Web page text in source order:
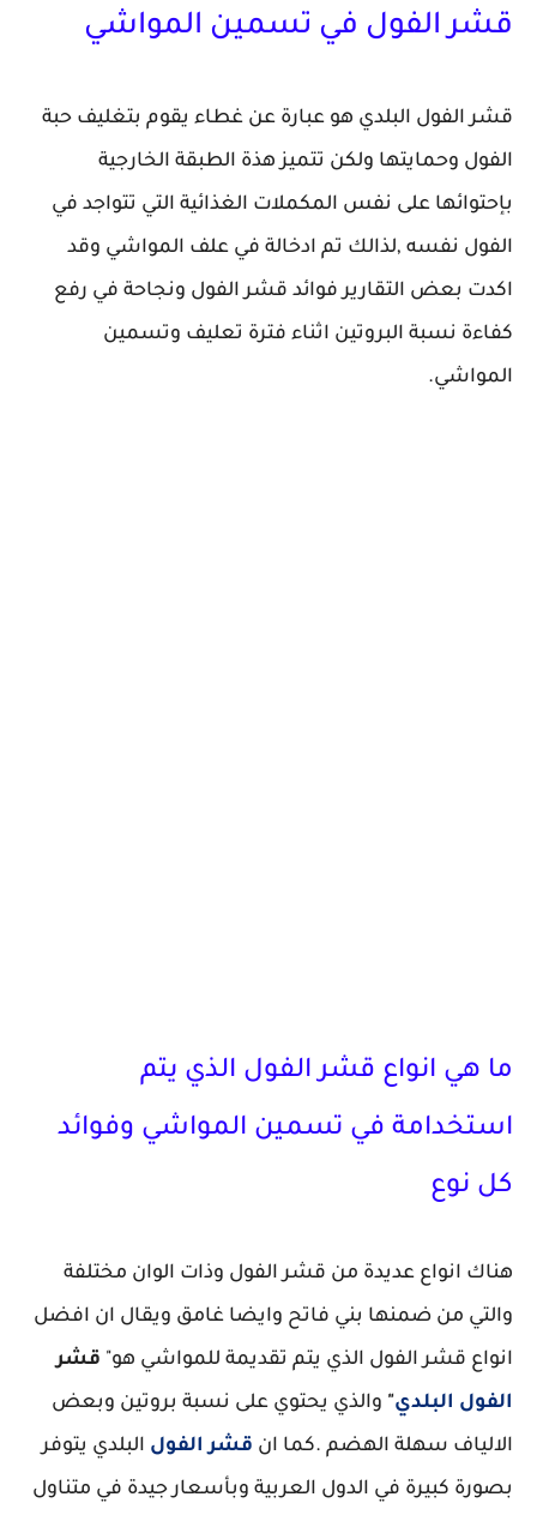
قشر الفول في تسمين المواشي
قشر الفول البلدي هو عبارة عن غطاء يقوم بتغليف حبة
الفول وحمايتها ولكن تتميز هذة الطبقة الخارجية
بإحتوائها على نفس المكملات الغذائية التي تتواجد في
الفول نفسه ,لذالك تم ادخالة في علف المواشي وقد
اكدت بعض التقارير فوائد قشر الفول ونجاحة في رفع
كفاءة نسبة البروتين اثناء فترة تعليف وتسمين
المواشي.
ما هي انواع قشر الفول الذي يتم
استخدامة في تسمين المواشي وفوائد
كل نوع
هناك انواع عديدة من قشر الفول وذات الوان مختلفة
والتي من ضمنها بني فاتح وايضا غامق ويقال ان افضل
انواع قشر الفول الذي يتم تقديمة للمواشي هو" قشر
الفول البلدي" والذي يحتوي على نسبة بروتين وبعض
الالياف سهلة الهضم .كما ان قشر الفول البلدي يتوفر
بصورة كبيرة في الدول العربية وبأسعار جيدة في متناول